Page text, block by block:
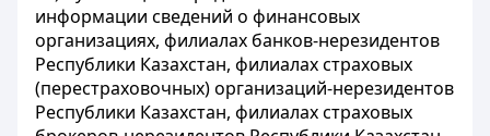
информации сведений о финансовых
организациях, филиалах банков-нерезидентов
Республики Казахстан, филиалах страховых
(перестраховочных) организаций-нерезидентов
Республики Казахстан, филиалах страховых